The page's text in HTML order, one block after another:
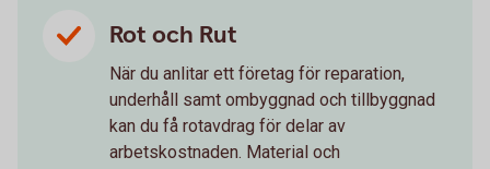
Rot och Rut
När du anlitar ett företag för reparation,
underhåll samt ombyggnad och tillbyggnad
kan du få rotavdrag för delar av
arbetskostnaden. Material och